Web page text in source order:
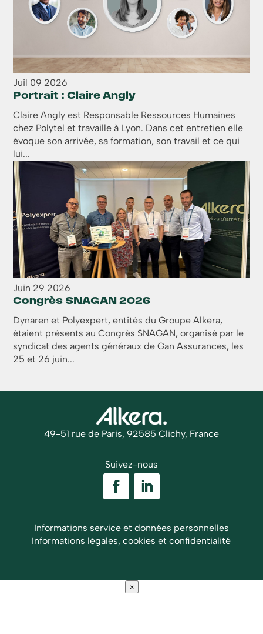
Juil 09 2026
Portrait : Claire Angly
Claire Angly est Responsable Ressources Humaines
chez Polytel et travaille à Lyon. Dans cet entretien elle
évoque son arrivée, sa formation, son travail et ce qui
lui...
Juin 29 2026
Congrès SNAGAN 2026
Dynaren et Polyexpert, entités du Groupe Alkera,
étaient présents au Congrès SNAGAN, organisé par le
syndicat des agents généraux de Gan Assurances, les
25 et 26 juin...
49-51 rue de Paris, 92585 Clichy, France
Suivez-nous
Informations service et données personnelles
Informations légales, cookies et confidentialité
×